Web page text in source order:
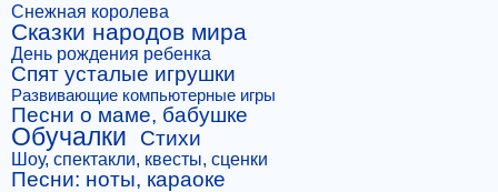
Снежная королева
Сказки народов мира
День рождения ребенка
Спят усталые игрушки
Развивающие компьютерные игры
Песни о маме, бабушке
Обучалки Стихи
Шоу, спектакли, квесты, сценки
Песни: ноты, караоке